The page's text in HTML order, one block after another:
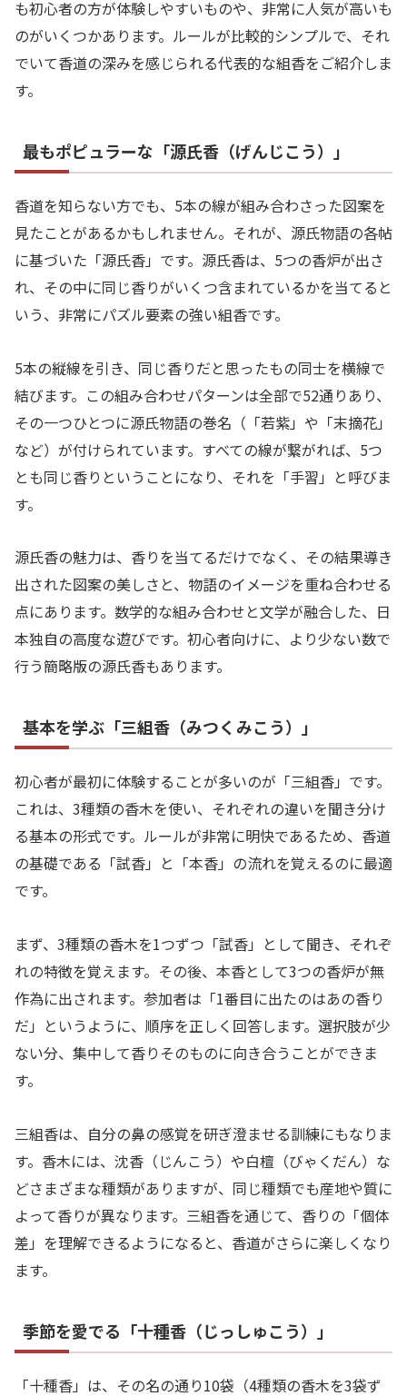
も初心者の方が体験しやすいものや、非常に人気が高いも
のがいくつかあります。ルールが比較的シンプルで、それ
でいて香道の深みを感じられる代表的な組香をご紹介しま
す。
最もポピュラーな「源氏香（げんじこう）」
香道を知らない方でも、5本の線が組み合わさった図案を
見たことがあるかもしれません。それが、源氏物語の各帖
に基づいた「源氏香」です。源氏香は、5つの香炉が出さ
れ、その中に同じ香りがいくつ含まれているかを当てると
いう、非常にパズル要素の強い組香です。
5本の縦線を引き、同じ香りだと思ったもの同士を横線で
結びます。この組み合わせパターンは全部で52通りあり、
その一つひとつに源氏物語の巻名（「若紫」や「末摘花」
など）が付けられています。すべての線が繋がれば、5つ
とも同じ香りということになり、それを「手習」と呼びま
す。
源氏香の魅力は、香りを当てるだけでなく、その結果導き
出された図案の美しさと、物語のイメージを重ね合わせる
点にあります。数学的な組み合わせと文学が融合した、日
本独自の高度な遊びです。初心者向けに、より少ない数で
行う簡略版の源氏香もあります。
基本を学ぶ「三組香（みつくみこう）」
初心者が最初に体験することが多いのが「三組香」です。
これは、3種類の香木を使い、それぞれの違いを聞き分け
る基本の形式です。ルールが非常に明快であるため、香道
の基礎である「試香」と「本香」の流れを覚えるのに最適
です。
まず、3種類の香木を1つずつ「試香」として聞き、それぞ
れの特徴を覚えます。その後、本香として3つの香炉が無
作為に出されます。参加者は「1番目に出たのはあの香り
だ」というように、順序を正しく回答します。選択肢が少
ない分、集中して香りそのものに向き合うことができま
す。
三組香は、自分の鼻の感覚を研ぎ澄ませる訓練にもなりま
す。香木には、沈香（じんこう）や白檀（びゃくだん）な
どさまざまな種類がありますが、同じ種類でも産地や質に
よって香りが異なります。三組香を通じて、香りの「個体
差」を理解できるようになると、香道がさらに楽しくなり
ます。
季節を愛でる「十種香（じっしゅこう）」
「十種香」は、その名の通り10袋（4種類の香木を3袋ず